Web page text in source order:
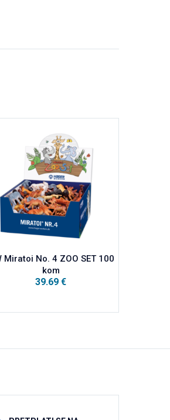
Miratoi No. 4 ZOO SET 100
kom
39.69 €